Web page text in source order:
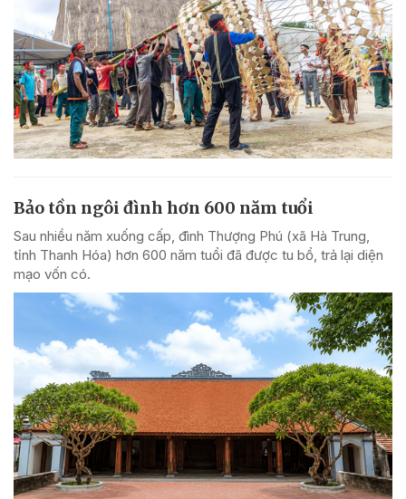
Bảo tồn ngôi đình hơn 600 năm tuổi
Sau nhiều năm xuống cấp, đình Thượng Phú (xã Hà Trung,
tỉnh Thanh Hóa) hơn 600 năm tuổi đã được tu bổ, trả lại diện
mạo vốn có.